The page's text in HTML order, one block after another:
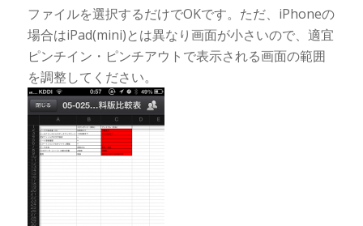
ファイルを選択するだけでOKです。ただ、iPhoneの
場合はiPad(mini)とは異なり画面が小さいので、適宜
ピンチイン・ピンチアウトで表示される画面の範囲
を調整してください。